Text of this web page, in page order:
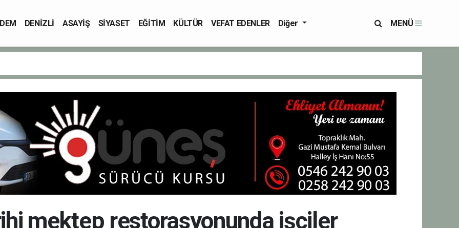
DENİZLİ ASAYİŞ SİYASET EĞİTİM KÜLTÜR VEFAT EDENLER Diğer MENÜ
mektep restorasyonunda işçiler